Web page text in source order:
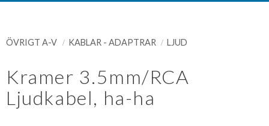
ÖVRIGT A-V KABLAR - ADAPTRAR LJUD
Kramer 3.5mm/RCA
Ljudkabel, ha-ha